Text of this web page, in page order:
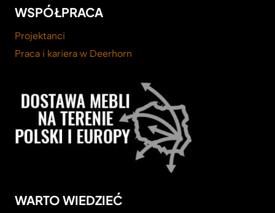
WSPÓŁPRACA
Projektanci
Praca i kariera w Deerhorn
WARTO WIEDZIEĆ